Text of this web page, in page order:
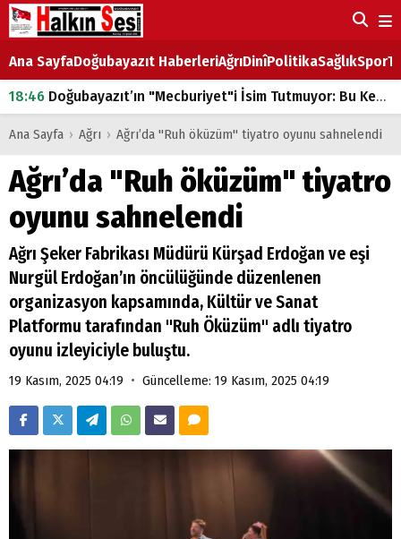
Ana SayfaDoğubayazıt HaberleriAğrıDinîPolitikaSağlıkSpor
18:46 Doğubayazıt’ın "Mecburiyet"i İsim Tutmuyor: Bu Kez de Mem u Zîn Oldu!
07:53Doğubayazıt’ta Ekmek Fiyatlarına Zam
07:16 Doğubayazıt'ta çocukların sırtındaki ağır yük
07:00 DEVLET ve HÜKÜMET
18:29ÇARŞI CADDESİ YAZ BOZ TAHTASI
Ana Sayfa › Ağrı › Ağrı’da "Ruh öküzüm" tiyatro oyunu sahnelendi
Ağrı’da "Ruh öküzüm" tiyatro
oyunu sahnelendi
Ağrı Şeker Fabrikası Müdürü Kürşad Erdoğan ve eşi
Nurgül Erdoğan’ın öncülüğünde düzenlenen
organizasyon kapsamında, Kültür ve Sanat
Platformu tarafından "Ruh Öküzüm" adlı tiyatro
oyunu izleyiciyle buluştu.
19 Kasım, 2025 04:19 • Güncelleme: 19 Kasım, 2025 04:19